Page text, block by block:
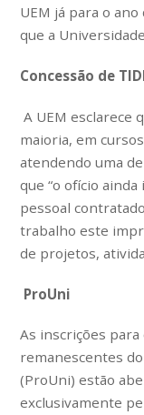
UEM já para o ano
que a
Concessão de
A UEM esclarece
maioria, em
atendendo uma
que “o ofício
pessoal
trabalho este
de projetos,
ProUni
As inscrições
remanescentes
(ProUni) estão
exclusivamente